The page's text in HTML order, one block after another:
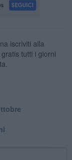
iscriviti alla
tutti i giorni